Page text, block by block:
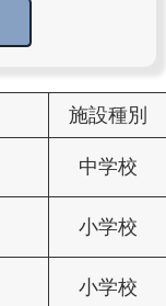
施設種別
中学校
小学校
小学校